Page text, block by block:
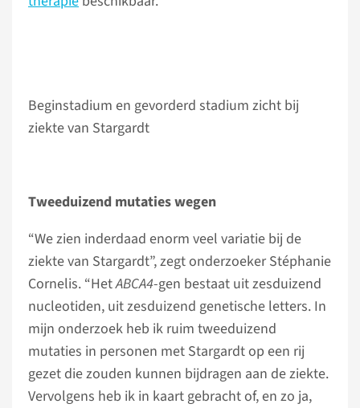
Beginstadium en gevorderd stadium zicht bij
ziekte van Stargardt
Tweeduizend mutaties wegen
“We zien inderdaad enorm veel variatie bij de
ziekte van Stargardt”, zegt onderzoeker Stéphanie
Cornelis. “HetABCA4-gen bestaat uit zesduizend
nucleotiden, uit zesduizend genetische letters. In
mijn onderzoek heb ik ruim tweeduizend
mutaties in personen met Stargardt op een rij
gezet die zouden kunnen bijdragen aan de ziekte.
Vervolgens heb ik in kaart gebracht of, en zo ja,